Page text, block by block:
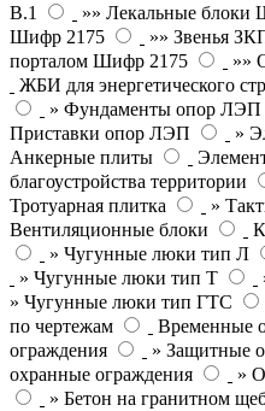
В.1
»» Лекальные блоки
Шифр 2175
»» Звенья
порталом Шифр 2175
»»
ЖБИ для энергетического
» Фундаменты опор ЛЭП
Приставки опор ЛЭП
»
Анкерные плиты
благоустройства территории
Тротуарная плитка
»
Вентиляционные блоки
» Чугунные люки тип Л
» Чугунные люки тип Т
» Чугунные люки тип ГТС
по чертежам
Временные
ограждения
» Защитные
охранные ограждения
»
» Бетон на гранитном